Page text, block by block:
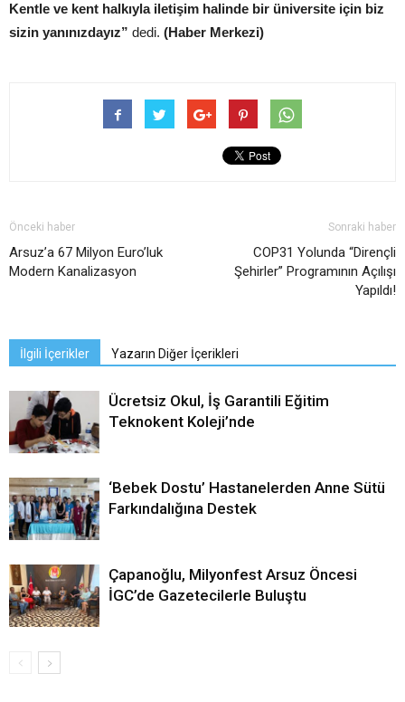
Kentle ve kent halkıyla iletişim halinde bir üniversite için biz
sizin yanınızdayız” dedi. (Haber Merkezi)
Önceki haber
Arsuz’a 67 Milyon Euro’luk
Modern Kanalizasyon
Sonraki haber
COP31 Yolunda “Dirençli
Şehirler” Programının Açılışı
Yapıldı!
İlgili İçerikler Yazarın Diğer İçerikleri
Ücretsiz Okul, İş Garantili Eğitim
Teknokent Koleji’nde
‘Bebek Dostu’ Hastanelerden Anne Sütü
Farkındalığına Destek
Çapanoğlu, Milyonfest Arsuz Öncesi
İGC’de Gazetecilerle Buluştu